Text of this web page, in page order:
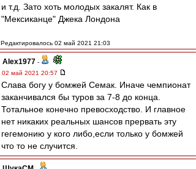
и т.д. Зато хоть молодых закалят. Как в
"Мексиканце" Джека Лондона
Редактировалось 02 май 2021 21:03
Alex1977 -
02 май 2021 20:57
Слава богу у бомжей Семак. Иначе чемпионат
заканчивался бы туров за 7-8 до конца.
Тотальное конечно превосходство. И главное
нет никаких реальных шансов прервать эту
гегемонию у кого либо,если только у бомжей
что то не случится.